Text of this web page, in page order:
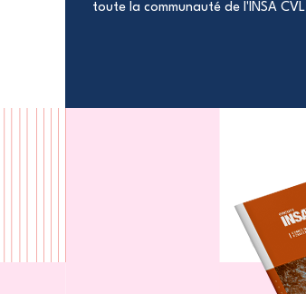
toute la communauté de l'INSA CVL